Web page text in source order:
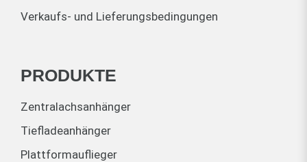
Verkaufs- und Lieferungsbedingungen
PRODUKTE
Zentralachsanhänger
Tiefladeanhänger
Plattformauflieger